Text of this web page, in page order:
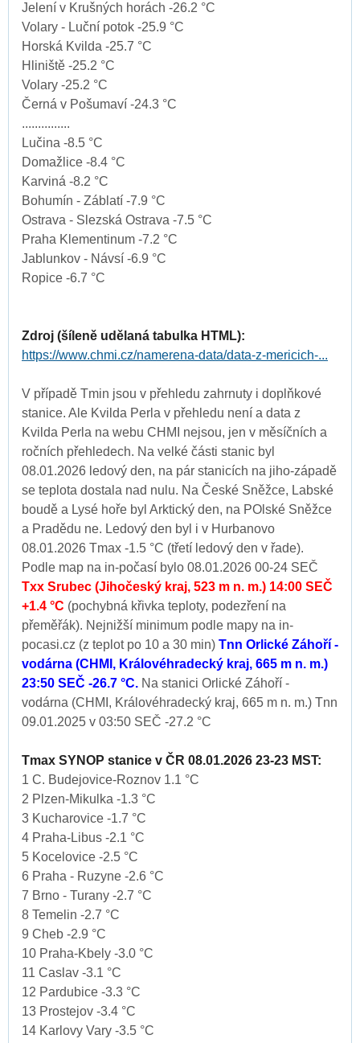
Jelení v Krušných horách -26.2 °C
Volary - Luční potok -25.9 °C
Horská Kvilda -25.7 °C
Hliniště -25.2 °C
Volary -25.2 °C
Černá v Pošumaví -24.3 °C
...............
Lučina -8.5 °C
Domažlice -8.4 °C
Karviná -8.2 °C
Bohumín - Záblatí -7.9 °C
Ostrava - Slezská Ostrava -7.5 °C
Praha Klementinum -7.2 °C
Jablunkov - Návsí -6.9 °C
Ropice -6.7 °C
Zdroj (šíleně udělaná tabulka HTML):
https://www.chmi.cz/namerena-data/data-z-mericich-...
V případě Tmin jsou v přehledu zahrnuty i doplňkové
stanice. Ale Kvilda Perla v přehledu není a data z
Kvilda Perla na webu CHMI nejsou, jen v měsíčních a
ročních přehledech. Na velké části stanic byl
08.01.2026 ledový den, na pár stanicích na jiho-západě
se teplota dostala nad nulu. Na České Sněžce, Labské
boudě a Lysé hoře byl Arktický den, na POlské Sněžce
a Pradědu ne. Ledový den byl i v Hurbanovo
08.01.2026 Tmax -1.5 °C (třetí ledový den v řade).
Podle map na in-počasí bylo 08.01.2026 00-24 SEČ
Txx Srubec (Jihočeský kraj, 523 m n. m.) 14:00 SEČ
+1.4 °C (pochybná křivka teploty, podezření na
přeměřák). Nejnižší minimum podle mapy na in-
pocasi.cz (z teplot po 10 a 30 min) Tnn Orlické Záhoří -
vodárna (CHMI, Královéhradecký kraj, 665 m n. m.)
23:50 SEČ -26.7 °C. Na stanici Orlické Záhoří -
vodárna (CHMI, Královéhradecký kraj, 665 m n. m.) Tnn
09.01.2025 v 03:50 SEČ -27.2 °C
Tmax SYNOP stanice v ČR 08.01.2026 23-23 MST:
1 C. Budejovice-Roznov 1.1 °C
2 Plzen-Mikulka -1.3 °C
3 Kucharovice -1.7 °C
4 Praha-Libus -2.1 °C
5 Kocelovice -2.5 °C
6 Praha - Ruzyne -2.6 °C
7 Brno - Turany -2.7 °C
8 Temelin -2.7 °C
9 Cheb -2.9 °C
10 Praha-Kbely -3.0 °C
11 Caslav -3.1 °C
12 Pardubice -3.3 °C
13 Prostejov -3.4 °C
14 Karlovy Vary -3.5 °C